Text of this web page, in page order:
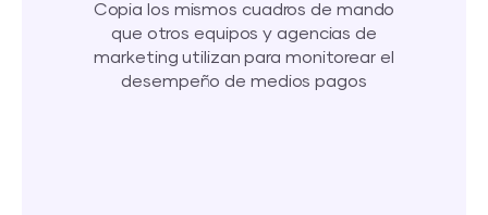
Copia los mismos cuadros de mando
que otros equipos y agencias de
marketing utilizan para monitorear el
desempeño de medios pagos